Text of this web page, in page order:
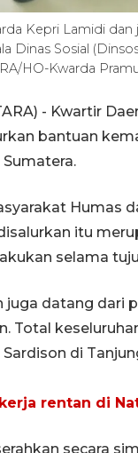
Kepri Lamidi
Dinas Sosial
HO-Kwarda
- Kwartir
bantuan
Humas
itu
selama
juga datang dari
Total
di
rentan di
secara